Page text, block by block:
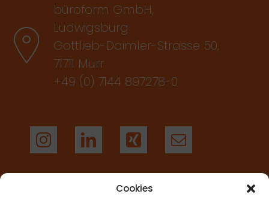
Cookies
büroform GmbH,
Ludwigsburg
Gottlieb-Daimler-Strasse 50,
71711 Murr
+49 (0) 7144 897278-0